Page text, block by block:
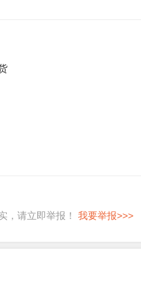
，请立即举报！ 我要举报>>>